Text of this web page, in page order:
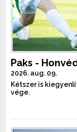
Paks -
2026. aug. 09.
Kétszer is
vége.